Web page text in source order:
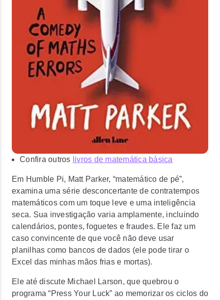
Confira outros livros de matemática básica
Em Humble Pi, Matt Parker, “matemático de pé”,
examina uma série desconcertante de contratempos
matemáticos com um toque leve e uma inteligência
seca. Sua investigação varia amplamente, incluindo
calendários, pontes, foguetes e fraudes. Ele faz um
caso convincente de que você não deve usar
planilhas como bancos de dados (ele pode tirar o
Excel das minhas mãos frias e mortas).
Ele até discute Michael Larson, que quebrou o
programa “Press Your Luck” ao memorizar os ciclos do